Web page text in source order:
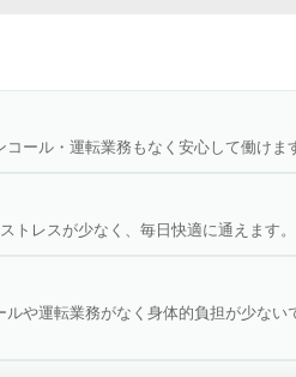
的に取り組む〜
ご自宅で、ご自身の想いを一番に
に徹底的に応えることを目指す在
ことにとどまらず、患者さまの生
を大事にしています！
ール・運転業務もなく安心して働けま
トレスが少なく、毎日快適に通えます。
や運転業務がなく身体的負担が少ない